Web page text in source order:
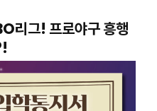
리그! 프로야구 흥행